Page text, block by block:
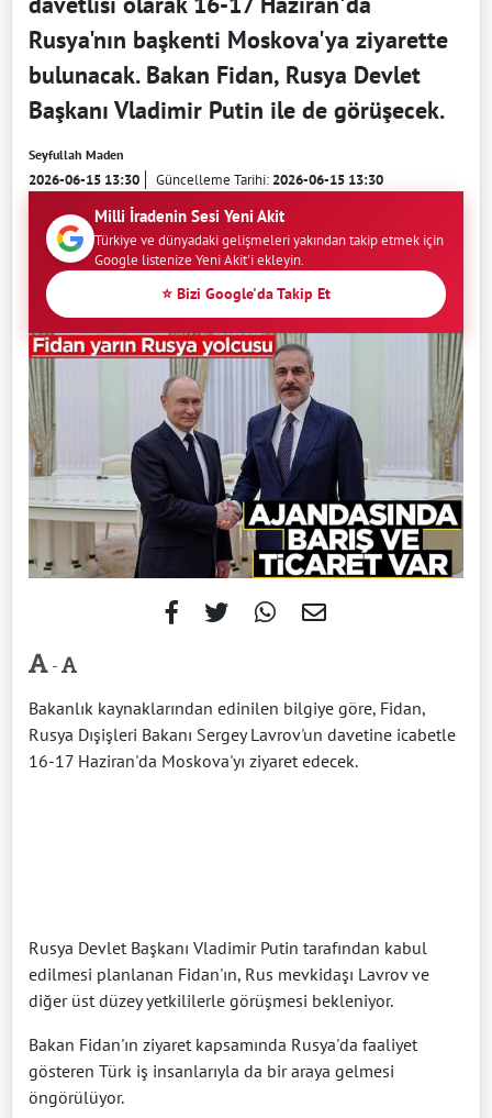
Rusya'nın başkenti Moskova'ya ziyarette
bulunacak. Bakan Fidan, Rusya Devlet
Başkanı Vladimir Putin ile de görüşecek.
Seyfullah Maden
2026-06-15 13:30 Güncelleme Tarihi:2026-06-15 13:30
Milli İradenin Sesi Yeni Akit
Türkiye ve dünyadaki gelişmeleri yakından takip etmek için
Google listenize Yeni Akit'i ekleyin.
⭐ Bizi Google'da Takip Et
-
Bakanlık kaynaklarından edinilen bilgiye göre, Fidan,
Rusya Dışişleri Bakanı Sergey Lavrov'un davetine icabetle
16-17 Haziran'da Moskova'yı ziyaret edecek.
Rusya Devlet Başkanı Vladimir Putin tarafından kabul
edilmesi planlanan Fidan'ın, Rus mevkidaşı Lavrov ve
diğer üst düzey yetkililerle görüşmesi bekleniyor.
Bakan Fidan'ın ziyaret kapsamında Rusya'da faaliyet
gösteren Türk iş insanlarıyla da bir araya gelmesi
öngörülüyor.